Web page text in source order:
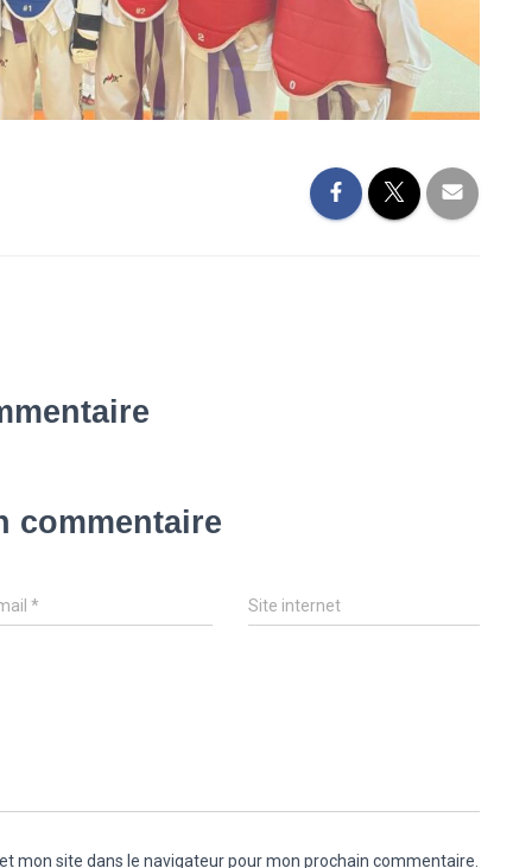
commentaire
* Site internet
mon site dans le navigateur pour mon prochain commentaire.